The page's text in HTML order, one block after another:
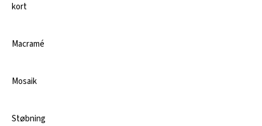
kort
Macramé
Mosaik
Støbning